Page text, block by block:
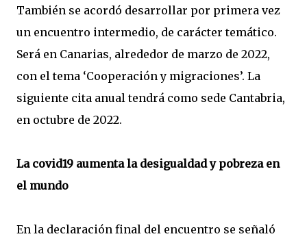
También se acordó desarrollar por primera vez
un encuentro intermedio, de carácter temático.
Será en Canarias, alrededor de marzo de 2022,
con el tema ‘Cooperación y migraciones’. La
siguiente cita anual tendrá como sede Cantabria,
en octubre de 2022.
La covid19 aumenta la desigualdad y pobreza en
el mundo
En la declaración final del encuentro se señaló